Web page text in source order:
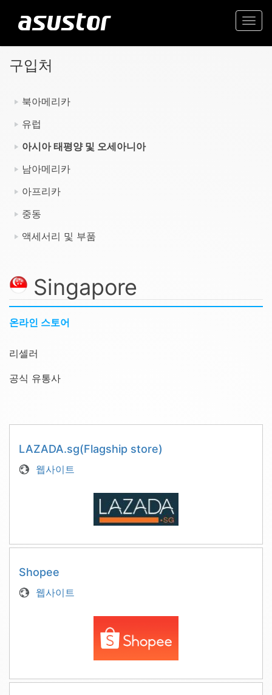
구입처
북아메리카
유럽
아시아 태평양 및 오세아니아
남아메리카
아프리카
중동
액세서리 및 부품
Singapore
온라인 스토어
리셀러
공식 유통사
LAZADA.sg(Flagship store)
웹사이트
Shopee
웹사이트